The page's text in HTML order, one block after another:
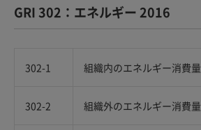
GRI 302：エネルギー 2016
302-1 組織内のエネルギー消費量
302-2 組織外のエネルギー消費量